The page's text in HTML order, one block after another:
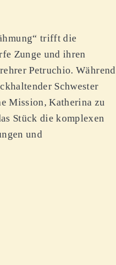
trifft die
Zunge und ihren
Petruchio. Während
Schwester
Mission, Katherina zu
Stück die komplexen
und